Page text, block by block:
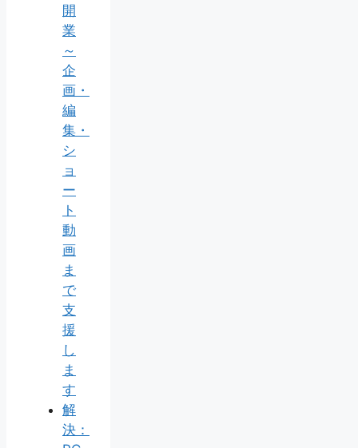
開
業
～
企
画・
編
集・
シ
ョ
ー
ト
動
画
ま
で
支
援
し
ま
す
解
決：